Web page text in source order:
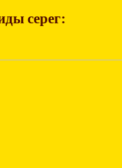
серег: